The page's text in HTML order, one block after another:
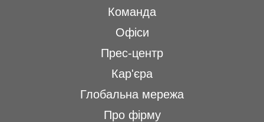
Команда
Офіси
Прес-центр
Кар'єра
Глобальна мережа
Про фірму